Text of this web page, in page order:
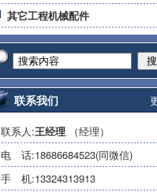
其它工程机械配件
联系我们
联系人:王经理 （经理）
电 话:18686684523(同微信)
手 机:13324313913